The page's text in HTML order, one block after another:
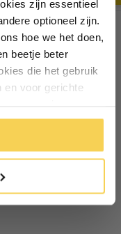
zijn essentieel
optioneel zijn.
hoe we het doen,
beetje beter
die het gebruik
en voor gerichte
te accepteren. Of
gaat met